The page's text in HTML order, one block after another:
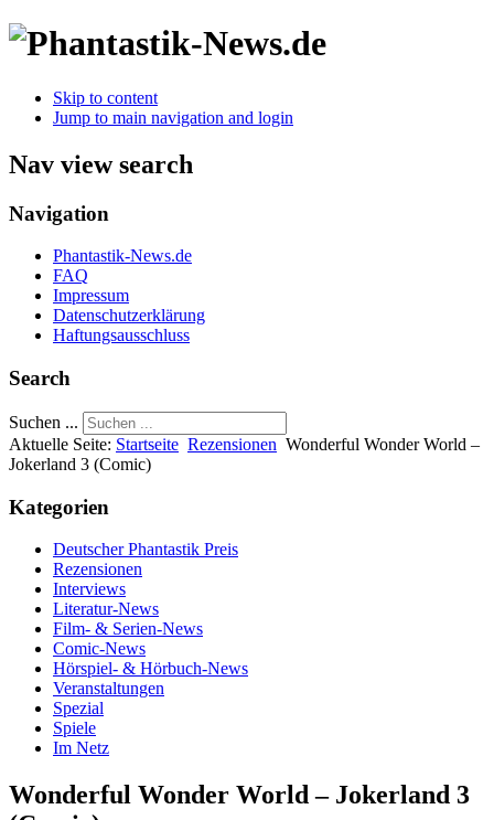
Skip to content
Jump to main navigation and login
Nav view search
Navigation
Phantastik-News.de
FAQ
Impressum
Datenschutzerklärung
Haftungsausschluss
Search
Suchen ...
Aktuelle Seite: Startseite Rezensionen Wonderful Wonder World –
Jokerland 3 (Comic)
Kategorien
Deutscher Phantastik Preis
Rezensionen
Interviews
Literatur-News
Film- & Serien-News
Comic-News
Hörspiel- & Hörbuch-News
Veranstaltungen
Spezial
Spiele
Im Netz
Wonderful Wonder World – Jokerland 3